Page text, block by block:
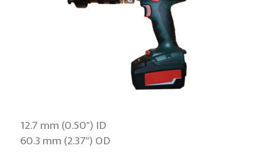
12.7 mm (0.50") ID
60.3 mm (2.37") OD